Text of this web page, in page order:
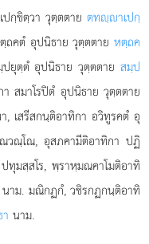
กฺขิตฺวา วุตฺตตาย ตทฺาเปกฺ
คตํ อุปนิธาย วุตฺตตาย หตฺถค
ยุตฺตํ อุปนิธาย วุตฺตตาย สมฺป
สมาโรปิตํ อุปนิธาย วุตฺตตาย
เสรีสกนฺติอาทิกา อวิทูรคตํ อุ
วณฺโณ, อุสภคามีติอาทิกา ปฏิ
ทุมสฺสโร, พฺราหฺมณคาโมติอาทิ
นาม. มณิกฏกํ, วชิรกฏกนฺติอาทิ
นาม.